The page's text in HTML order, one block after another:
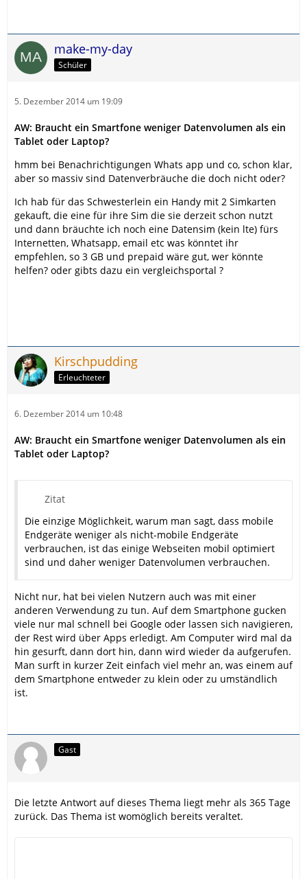
make-my-day
Schüler
5. Dezember 2014 um 19:09
AW: Braucht ein Smartfone weniger Datenvolumen als ein
Tablet oder Laptop?
hmm bei Benachrichtigungen Whats app und co, schon klar,
aber so massiv sind Datenverbräuche die doch nicht oder?
Ich hab für das Schwesterlein ein Handy mit 2 Simkarten
gekauft, die eine für ihre Sim die sie derzeit schon nutzt
und dann bräuchte ich noch eine Datensim (kein lte) fürs
Internetten, Whatsapp, email etc was könntet ihr
empfehlen, so 3 GB und prepaid wäre gut, wer könnte
helfen? oder gibts dazu ein vergleichsportal ?
Kirschpudding
Erleuchteter
6. Dezember 2014 um 10:48
AW: Braucht ein Smartfone weniger Datenvolumen als ein
Tablet oder Laptop?
Zitat
Die einzige Möglichkeit, warum man sagt, dass mobile
Endgeräte weniger als nicht-mobile Endgeräte
verbrauchen, ist das einige Webseiten mobil optimiert
sind und daher weniger Datenvolumen verbrauchen.
Nicht nur, hat bei vielen Nutzern auch was mit einer
anderen Verwendung zu tun. Auf dem Smartphone gucken
viele nur mal schnell bei Google oder lassen sich navigieren,
der Rest wird über Apps erledigt. Am Computer wird mal da
hin gesurft, dann dort hin, dann wird wieder da aufgerufen.
Man surft in kurzer Zeit einfach viel mehr an, was einem auf
dem Smartphone entweder zu klein oder zu umständlich
ist.
Gast
Die letzte Antwort auf dieses Thema liegt mehr als 365 Tage
zurück. Das Thema ist womöglich bereits veraltet.